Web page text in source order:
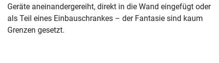
Geräte aneinandergereiht, direkt in die Wand eingefügt oder
als Teil eines Einbauschrankes – der Fantasie sind kaum
Grenzen gesetzt.